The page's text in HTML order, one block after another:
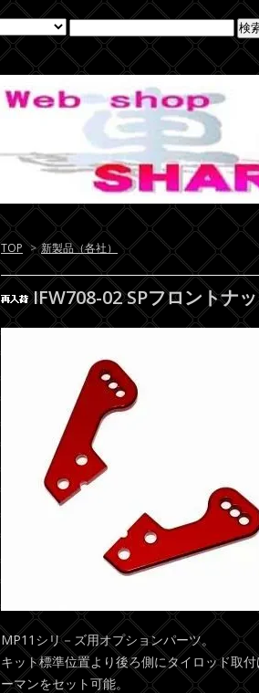
TOP > 新製品（各社）
IFW708-02 SPフロントナ
MP11シリ－ズ用オプションパーツ。
キット標準位置より後ろ側にタイロッド取
ーマンをセット可能。